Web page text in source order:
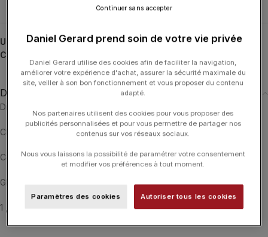
UGS :
5192181508
Catégorie :
Description
Diamant coussin brillant de 1.10 carats.
Clarté : VVS1 / Couleur : D
Certificat GIA en photo avec caractéristiques.
GIA REPORT NUMBER 5192181508
1 ,10 CT D VVS1 EXC EXC VG NONE
Daniel Gerard prend soin de votre vie privée
Daniel Gerard utilise des cookies afin de faciliter la navigation,
améliorer votre expérience d'achat, assurer la sécurité maximale du
site, veiller à son bon fonctionnement et vous proposer du contenu
adapté.
Nos partenaires utilisent des cookies pour vous proposer des
publicités personnalisées et pour vous permettre de partager nos
contenus sur vos réseaux sociaux.
Nous vous laissons la possibilité de paramétrer votre consentement
et modifier vos préférences à tout moment.
Paramètres des cookies Autoriser tous les cookies
Continuer sans accepter